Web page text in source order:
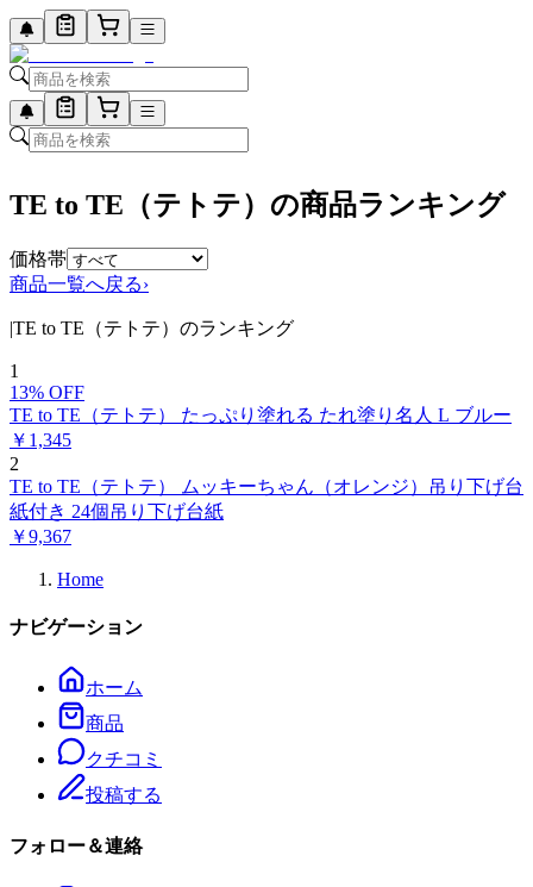
TE to TE（テトテ）の商品ランキング
価格帯
商品一覧へ戻る›
|TE to TE（テトテ）のランキング
1
13% OFF
TE to TE（テトテ） たっぷり塗れる たれ塗り名人 L ブルー
￥ 1,345
2
TE to TE（テトテ） ムッキーちゃん（オレンジ）吊り下げ台
紙付き 24個吊り下げ台紙
￥9,367
Home
ナビゲーション
ホーム
商品
クチコミ
投稿する
フォロー＆連絡